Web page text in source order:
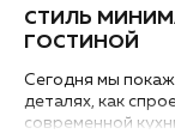
СТИЛЬ
ГОСТИНОЙ
Сегодня мы
деталях, как
современной